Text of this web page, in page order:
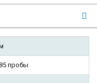
пробы